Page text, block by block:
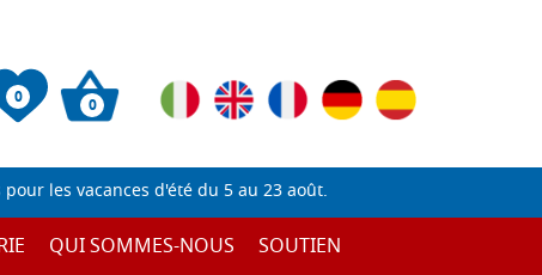
0 0
les vacances d'été du 5 au 23 août.
QUI SOMMES-NOUS
SOUTIEN